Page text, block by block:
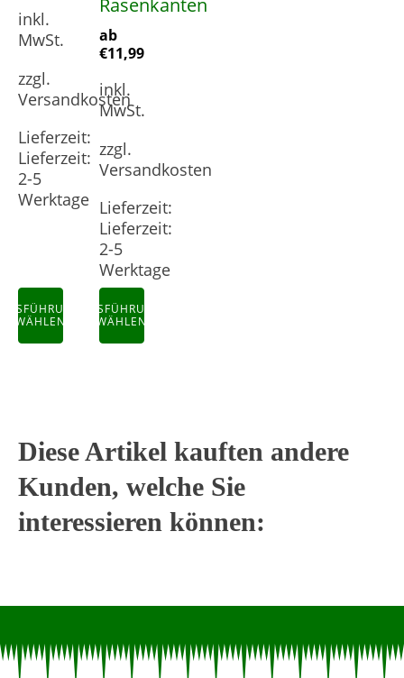
inkl.
MwSt.
zzgl.
Versandkosten
Lieferzeit:
Lieferzeit:
2-5
Werktage
AUSFÜHRUNG
WÄHLEN
auf
der
Produktseite
gewählt
werden
Rasenkanten
ab
€11,99
inkl.
MwSt.
zzgl.
Versandkosten
Lieferzeit:
Lieferzeit:
2-5
Werktage
AUSFÜHRUNG
WÄHLEN
auf
der
Produktseite
gewählt
werden
Diese Artikel kauften andere
Kunden, welche Sie
interessieren können: